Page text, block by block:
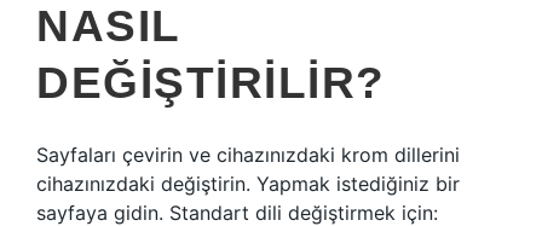
NASIL
DEĞIŞTIRILIR?
Sayfaları çevirin ve cihazınızdaki krom dillerini
cihazınızdaki değiştirin. Yapmak istediğiniz bir
sayfaya gidin. Standart dili değiştirmek için: